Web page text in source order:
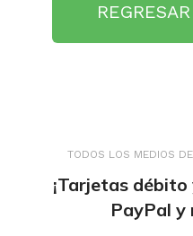
TODOS LOS MEDIOS
¡Tarjetas
PayPal y